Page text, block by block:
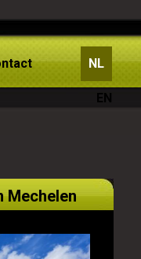
NL
EN
Mechelen